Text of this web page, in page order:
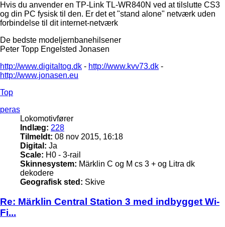
Hvis du anvender en TP-Link TL-WR840N ved at tilslutte CS3
og din PC fysisk til den. Er det et "stand alone" netværk uden
forbindelse til dit internet-netværk
De bedste modeljernbanehilsener
Peter Topp Engelsted Jonasen
http://www.digitaltog.dk - http://www.kvv73.dk -
http://www.jonasen.eu
Top
peras
Lokomotivfører
Indlæg: 228
Tilmeldt: 08 nov 2015, 16:18
Digital: Ja
Scale: H0 - 3-rail
Skinnesystem: Märklin C og M cs 3 + og Litra dk
dekodere
Geografisk sted: Skive
Re: Märklin Central Station 3 med indbygget Wi-
Fi...